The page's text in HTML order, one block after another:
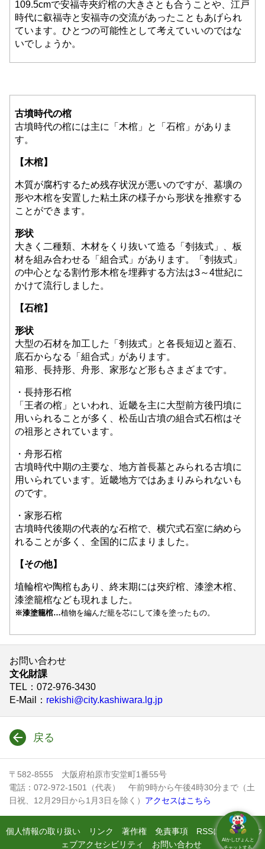
109.5cmで安福寺夾紵棺の大きさとも合うことや、江戸
時代に叡福寺と安福寺の交流があったこともあげられ
ています。ひとつの可能性として考えていいのではな
いでしょうか。
古墳時代の棺
古墳時代の棺には主に「木棺」と「石棺」がありま
す。
【木棺】
木質が腐朽するため残存状況が悪いのですが、墓壙の
形や木棺を安置した粘土床の様子から形状を推察する
ことができます。
形状
大きく二種類、木材をくり抜いて造る「刳抜式」、板
材を組み合わせる「組合式」があります。「刳抜式」
の中心となる割竹形木棺を埋葬する方法は3～4世紀に
かけて流行しました。
【石棺】
形状
大型の石材を加工した「刳抜式」と各長短辺と蓋石、
底石からなる「組合式」があります。
箱形、長持形、舟形、家形など形もさまざまです。
・長持形石棺
「王者の棺」といわれ、近畿を主に大型前方後円墳に
用いられることが多く、松岳山古墳の組合式石棺はそ
の祖形とされています。
・舟形石棺
古墳時代中期の主要な、地方首長墓とみられる古墳に
用いられています。近畿地方ではあまりみられないも
のです。
・家形石棺
古墳時代後期の代表的な石棺で、横穴式石室に納めら
れることが多く、全国的に広まりました。
【その他】
埴輪棺や陶棺もあり、終末期には夾紵棺、漆塗木棺、
漆塗籠棺なども現れました。
※漆塗籠棺…植物を編んだ籠を芯にして漆を塗ったもの。
お問い合わせ
文化財課
TEL ：072-976-3430
E-Mail
： rekishi@city.kashiwara.lg.jp
戻る
〒582-8555 大阪府柏原市安堂町1番55号
電話：072-972-1501（代表） 午前9時から午後4時30分まで（土
日祝、12月29日から1月3日を除く） アクセスはこちら
個人情報の取り扱い リンク 著作権 免責事項 RSSについて
ウ
ェブアクセシビリティ
お問い合わせ
AIかしぴょんと
チャットする